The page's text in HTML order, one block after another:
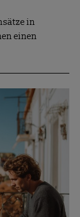
in
einen